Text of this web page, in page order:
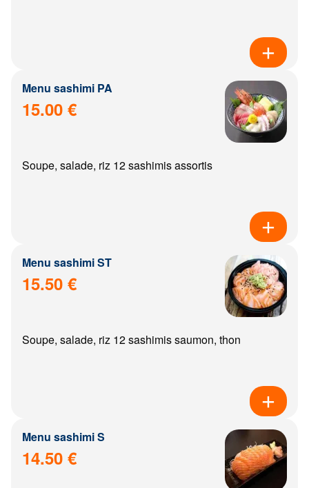
Menu sashimi PA
15.00 €
Soupe, salade, riz 12 sashimis assortis
Menu sashimi ST
15.50 €
Soupe, salade, riz 12 sashimis saumon, thon
Menu sashimi S
14.50 €